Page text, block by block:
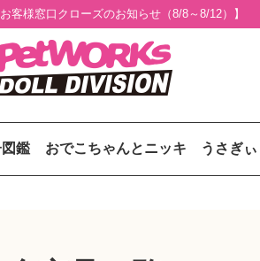
客様窓口クローズのお知らせ（8/8～8/12）】
鑑 おでこちゃんとニッキ うさぎぃ